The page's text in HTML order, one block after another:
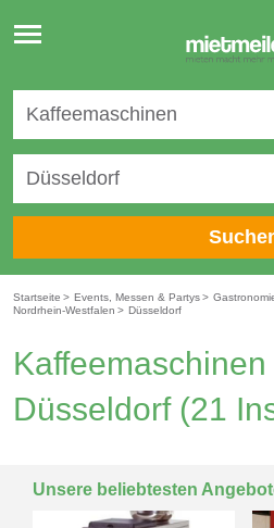
Toggle
navigation
Startseite > Events, Messen & Partys>
Nordrhein-Westfalen > Düsseldorf
Düsseldorf(21
Unsere beliebtesten